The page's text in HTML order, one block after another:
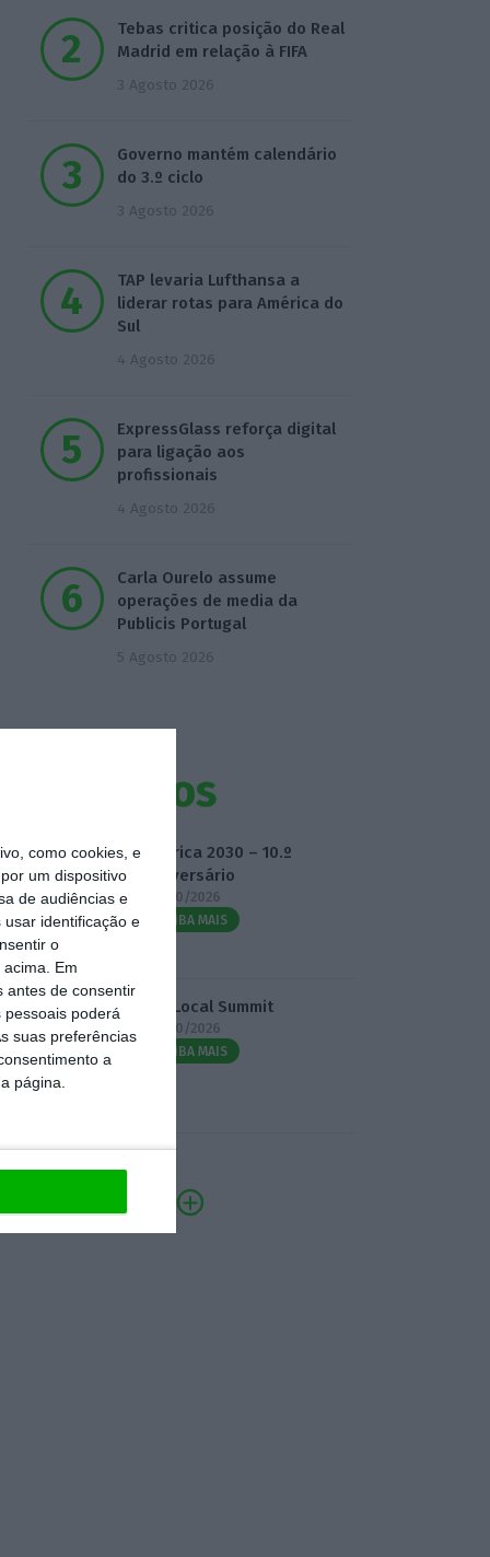
como cookies, e
um dispositivo
de audiências e
identificação e
o
Em
antes de consentir
poderá
suas preferências
a
página.
Tebas critica posição do Real
Madrid em relação à FIFA
3 Agosto 2026
Governo mantém calendário
do 3.º ciclo
3 Agosto 2026
TAP levaria Lufthansa a
liderar rotas para América do
Sul
4 Agosto 2026
ExpressGlass reforça digital
para ligação aos
profissionais
4 Agosto 2026
Carla Ourelo assume
operações de media da
Publicis Portugal
5 Agosto 2026
Eventos
Fábrica 2030 – 10.º
Aniversário
14/10/2026
SAIBA MAIS
3.º Local Summit
07/10/2026
SAIBA MAIS